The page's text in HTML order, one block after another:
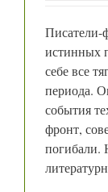
Писатели-
истинных
себе все
периода.
события
фронт,
погибали.